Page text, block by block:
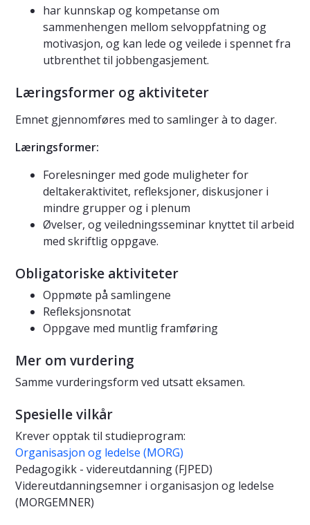
har kunnskap og kompetanse om
sammenhengen mellom selvoppfatning og
motivasjon, og kan lede og veilede i spennet fra
utbrenthet til jobbengasjement.
Læringsformer og aktiviteter
Emnet gjennomføres med to samlinger à to dager.
Læringsformer:
Forelesninger med gode muligheter for
deltakeraktivitet, refleksjoner, diskusjoner i
mindre grupper og i plenum
Øvelser, og veiledningsseminar knyttet til arbeid
med skriftlig oppgave.
Obligatoriske aktiviteter
Oppmøte på samlingene
Refleksjonsnotat
Oppgave med muntlig framføring
Mer om vurdering
Samme vurderingsform ved utsatt eksamen.
Spesielle vilkår
Krever opptak til studieprogram:
Organisasjon og ledelse (MORG)
Pedagogikk - videreutdanning (FJPED)
Videreutdanningsemner i organisasjon og ledelse
(MORGEMNER)